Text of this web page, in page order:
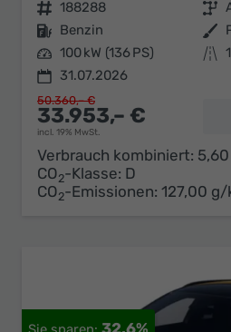
Fahrzeugnr. 188288 Getriebe
Kraftstoff Benzin Außenfarbe
Leistung 100 kW (136 PS) Kilometerstand
31.07.2026
33.953,– €
incl. 19% MwSt.
50.360,– €
Verbrauch kombiniert:
CO2-Klasse: D
CO2-Emissionen: 127,00 g/